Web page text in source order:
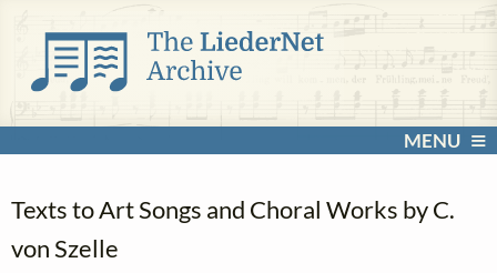
MENU
Texts to Art Songs and Choral Works by C.
von Szelle